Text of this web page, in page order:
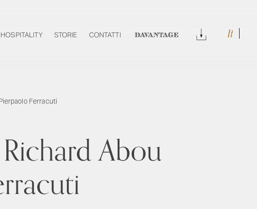
HOSPITALITY STORIE CONTATTI DAVANTAGE DOWNLOAD
It
Ferracuti
Abou